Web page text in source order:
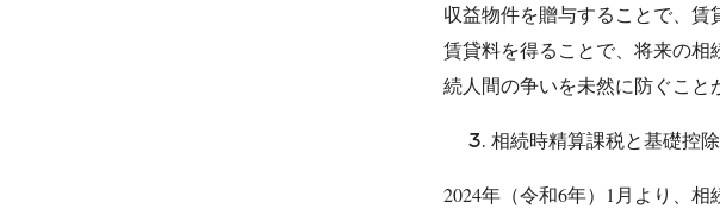
収益物件を贈与することで、
賃貸料を得ることで、将来の
続人間の争いを未然に防ぐこと
相続時精算課税と基礎控
2024年（令和6年）1月より、